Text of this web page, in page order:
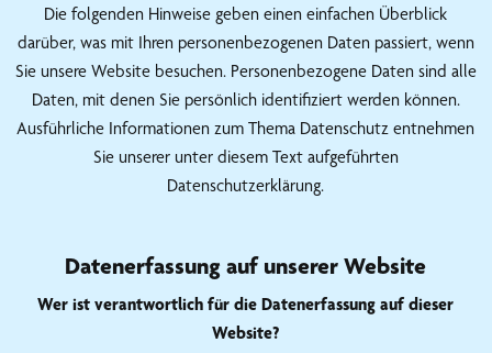
Die folgenden Hinweise geben einen einfachen Überblick
darüber, was mit Ihren personenbezogenen Daten passiert, wenn
Sie unsere Website besuchen. Personenbezogene Daten sind alle
Daten, mit denen Sie persönlich identifiziert werden können.
Ausführliche Informationen zum Thema Datenschutz entnehmen
Sie unserer unter diesem Text aufgeführten
Datenschutzerklärung.
Datenerfassung auf unserer Website
Wer ist verantwortlich für die Datenerfassung auf dieser
Website?